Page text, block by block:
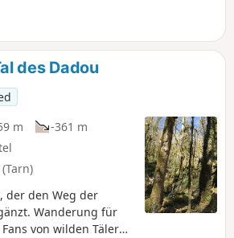
Variante der
Chemin
des Dadou
m
-361 m
der den Weg der
Wanderung für
von wilden Tälern,